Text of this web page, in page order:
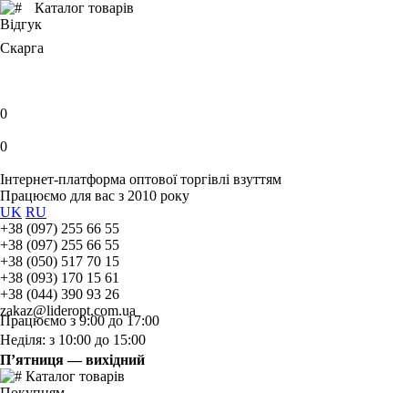
Каталог товарів
Відгук
Скарга
0
0
Інтернет-платформа оптової торгівлі взуттям
Працюємо для вас з 2010 року
UK RU
+38 (097) 255 66 55
+38 (097) 255 66 55
+38 (050) 517 70 15
+38 (093) 170 15 61
+38 (044) 390 93 26
zakaz@lideropt.com.ua
Працюємо з 9:00 до 17:00
Неділя: з 10:00 до 15:00
П’ятниця — вихідний
Каталог товарів